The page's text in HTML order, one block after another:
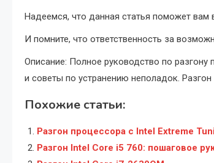
Надеемся, что данная статья поможет вам
И помните, что ответственность за
Описание: Полное руководство по
и советы по устранению неполадок.
Похожие статьи:
Разгон процессора с Intel Extreme
Разгон Intel Core i5 760: пошаговое